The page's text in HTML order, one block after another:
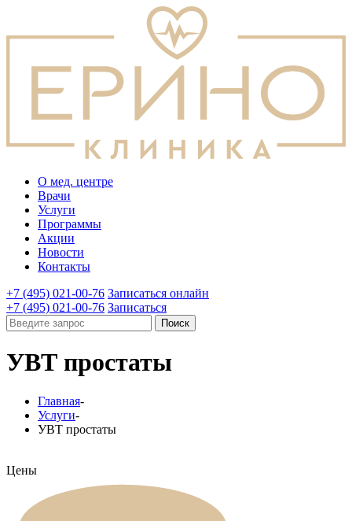
О мед. центре
Врачи
Услуги
Программы
Акции
Новости
Контакты
+7 (495) 021-00-76 Записаться онлайн
+7 (495) 021-00-76 Записаться
Поиск
УВТ простаты
Главная-
Услуги-
УВТ простаты
Цены